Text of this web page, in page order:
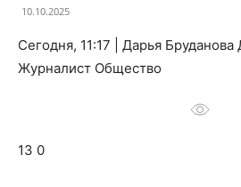
10.10.2025
Сегодня, 11:17 | Дарья Бруданова
Журналист Общество
13 0